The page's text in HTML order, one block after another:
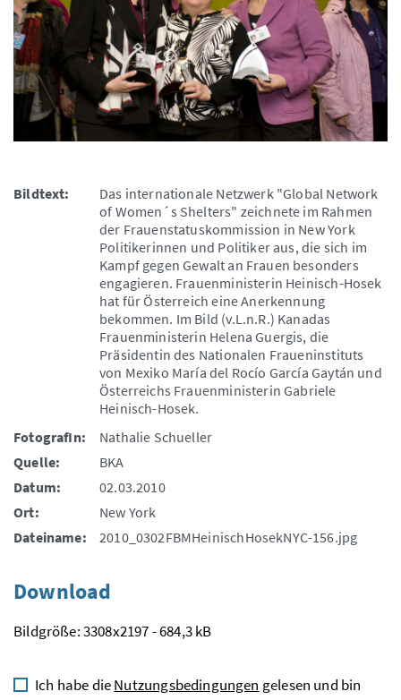
Bildtext:
Das internationale Netzwerk "Global Network
of Women´s Shelters" zeichnete im Rahmen
der Frauenstatuskommission in New York
Politikerinnen und Politiker aus, die sich im
Kampf gegen Gewalt an Frauen besonders
engagieren. Frauenministerin Heinisch-Hosek
hat für Österreich eine Anerkennung
bekommen. Im Bild (v.L.n.R.) Kanadas
Frauenministerin Helena Guergis, die
Präsidentin des Nationalen Fraueninstituts
von Mexiko María del Rocío García Gaytán und
Österreichs Frauenministerin Gabriele
Heinisch-Hosek.
FotografIn:
Nathalie Schueller
Quelle:
BKA
Datum:
02.03.2010
Ort:
New York
Dateiname:
2010_0302FBMHeinischHosekNYC-156.jpg
Download
Bildgröße: 3308x2197 - 684,3 kB
Ich habe dieNutzungsbedingungen gelesen und bin